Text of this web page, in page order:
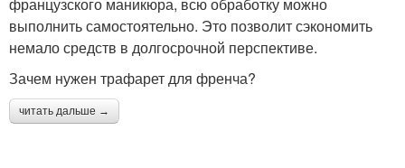
выполнить самостоятельно. Это позволит сэкономить
немало средств в долгосрочной перспективе.
Зачем нужен трафарет для френча?
читать дальше →